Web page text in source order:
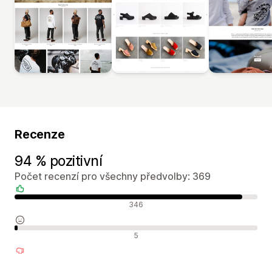
Recenze
94 % pozitivní
Počet recenzí pro všechny předvolby: 369
Pozitivní recenze 346
Neutrální recenze 5